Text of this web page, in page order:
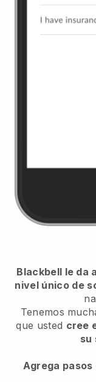
Blackbell le da
nivel único de
Tenemos
que usted cree
su
Agrega